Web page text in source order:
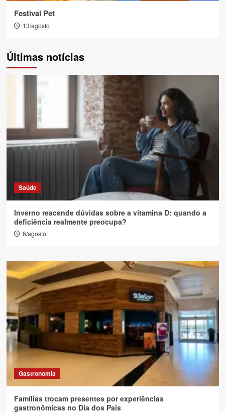
Festival Pet
13/agosto
Últimas notícias
Saúde
Inverno reacende dúvidas sobre a vitamina D: quando a
deficiência realmente preocupa?
6/agosto
Gastronomia
Famílias trocam presentes por experiências
gastronômicas no Dia dos Pais